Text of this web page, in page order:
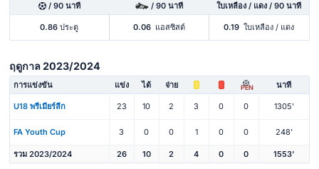
/ 90 นาที / 90 นาที ใบเหลือง / แดง / 90 นาที
0.86 ประตู 0.06 แอสซิสต์ 0.19 ใบเหลือง / แดง
ฤดูกาล 2023/2024
การแข่งขัน แข่ง ได้ จ่าย PEN นาที
U18 พรีเมียร์ลีก 23 10 2 3 0 0 1305'
FA Youth Cup 3 0 0 1 0 0 248'
รวม 2023/2024 26 10 2 4 0 0 1553'